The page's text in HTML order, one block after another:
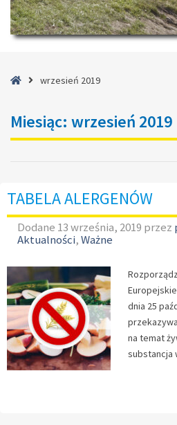
Stronawrzesień 2019
Miesiąc: wrzesień 2019
TABELA ALERGENÓW
Dodane 13 września, 2019 przez
Aktualności,Ważne
dnia 25
na temat
substancja